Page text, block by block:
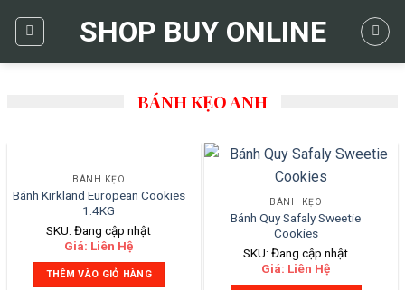
SHOP BUY ONLINE
BÁNH KẸO ANH
BÁNH KẸO
Bánh Kirkland European Cookies
1.4KG
SKU: Đang cập nhật
Giá: Liên Hệ
THÊM VÀO GIỎ HÀNG
BÁNH KẸO
Bánh Quy Safaly Sweetie
Cookies
SKU: Đang cập nhật
Giá: Liên Hệ